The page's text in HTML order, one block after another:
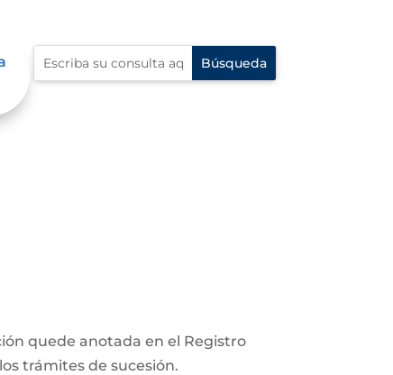
quede anotada en el Registro
trámites de sucesión.